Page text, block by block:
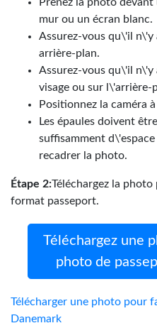
mur ou un écran blanc.
Assurez-vous qu\'il n\'y
arrière-plan.
Assurez-vous qu\'il
visage ou sur l\'arrière-
Positionnez la caméra
Les épaules doivent
suffisamment
recadrer la photo.
Étape 2:Téléchargez la
format passeport.
Téléchargez une
photo de
Télécharger une photo pour
Danemark